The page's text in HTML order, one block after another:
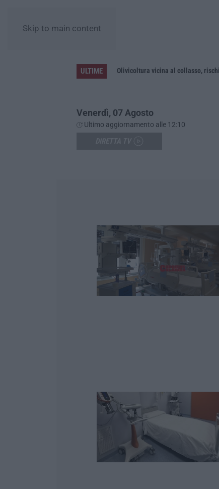
Skip to main content
ULTIME Olivicoltura vicina al collasso,
Venerdì, 07 Agosto
Ultimo aggiornamento alle 12:10